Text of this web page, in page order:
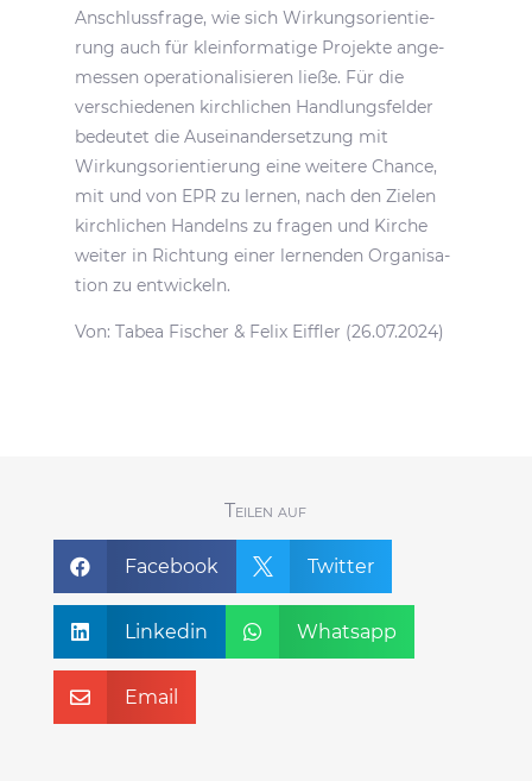
Anschluss­frage, wie sich Wirkungs­ori­en­tie­
rung auch für klein­for­ma­tige Projekte ange­
messen opera­tio­na­li­sieren ließe. Für die
verschie­denen kirch­li­chen Hand­lungs­felder
bedeutet die Ausein­an­der­set­zung mit
Wirkungs­ori­en­tie­rung eine weitere Chance,
mit und von EPR zu lernen, nach den Zielen
kirch­li­chen Handelns zu fragen und Kirche
weiter in Rich­tung einer lernenden Orga­ni­sa­
tion zu entwickeln.
Von: Tabea Fischer & Felix Eiffler (26.07.2024)
Teilen auf
 Facebook  Twitter
 Linkedin  Whatsapp
 Email